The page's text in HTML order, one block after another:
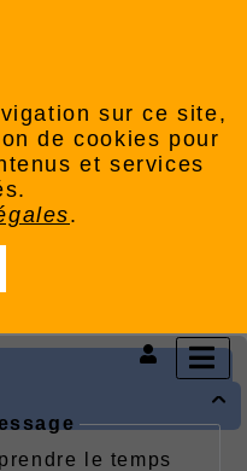
sur ce site,
de cookies pour
et services
.

le temps